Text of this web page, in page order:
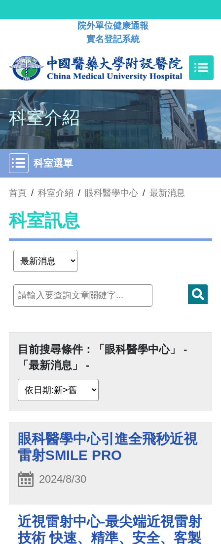
院外單位健康通報
實名登記系統
科室介紹
科室選單
首頁 / 科室介紹 / 眼科醫學中心 / 最新消息
科室訊息
目前搜尋條件：「眼科醫學中心」 -
「最新消息」 -
眼科醫學中心引進全飛秒近視
雷射SMILE PRO
2024/8/30
近視雷射中心-最尖端近視雷射
技術 快速、精準、安全、客製